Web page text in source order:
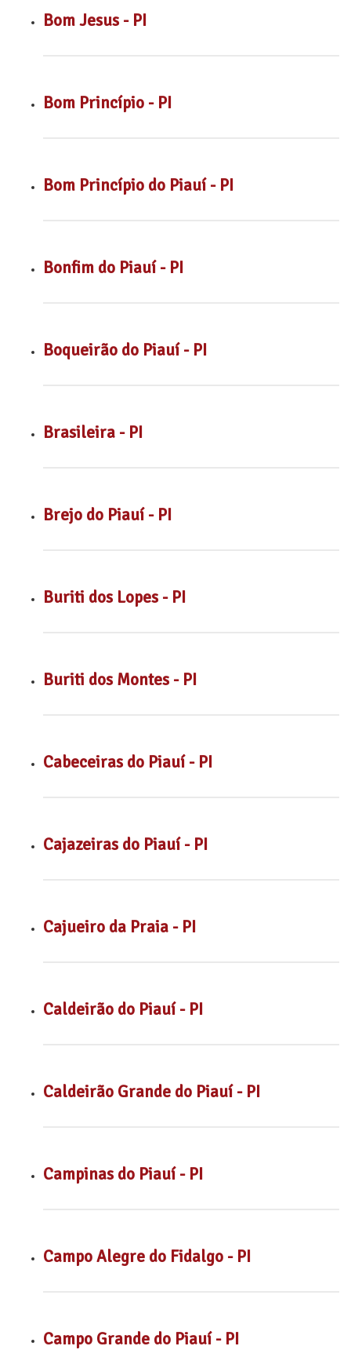
Bom Jesus - PI
Bom Princípio - PI
Bom Princípio do Piauí - PI
Bonfim do Piauí - PI
Boqueirão do Piauí - PI
Brasileira - PI
Brejo do Piauí - PI
Buriti dos Lopes - PI
Buriti dos Montes - PI
Cabeceiras do Piauí - PI
Cajazeiras do Piauí - PI
Cajueiro da Praia - PI
Caldeirão do Piauí - PI
Caldeirão Grande do Piauí - PI
Campinas do Piauí - PI
Campo Alegre do Fidalgo - PI
Campo Grande do Piauí - PI